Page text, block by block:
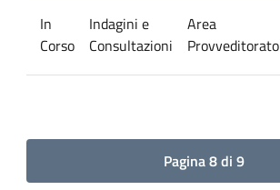
In
Corso
Indagini e
Consultazioni
Area
Provveditorato
Pagina 8 di 9